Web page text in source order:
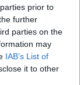
prior to
further
parties on the
may
IAB’s List of
it to other
Land,
συζητήσουν